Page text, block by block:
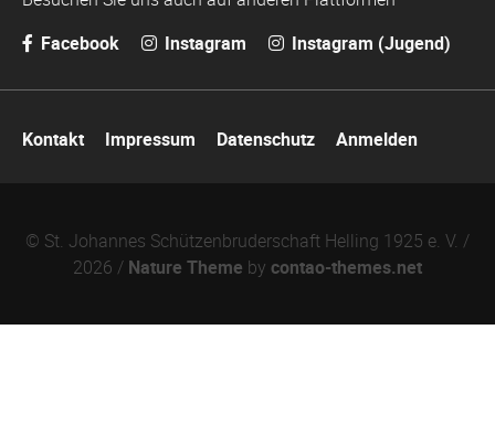
Facebook
Instagram Instagram (Jugend)
überspringen
Kontakt Impressum Datenschutz Anmelden
© St. Johannes Schützenbruderschaft Helling 1925 e. V. /
2026 / Nature Theme by contao-themes.net